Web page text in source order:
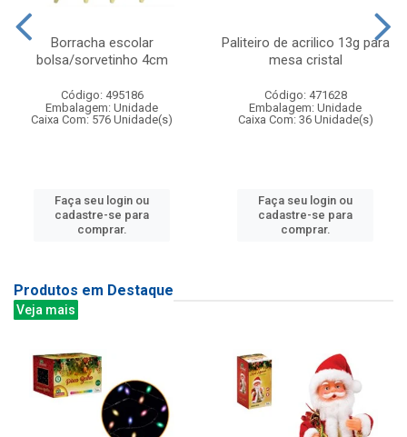
Borracha escolar
bolsa/sorvetinho 4cm
Código: 495186
Embalagem: Unidade
Caixa Com: 576 Unidade(s)
Faça seu login ou
cadastre-se para
comprar.
Paliteiro de acrilico 13g para
mesa cristal
Código: 471628
Embalagem: Unidade
Caixa Com: 36 Unidade(s)
Faça seu login ou
cadastre-se para
comprar.
Produtos em Destaque
Veja mais